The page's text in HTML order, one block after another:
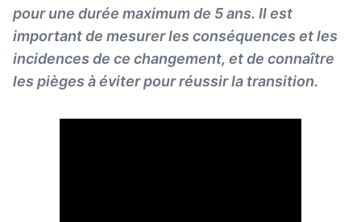
pour une durée maximum de 5 ans. Il est
important de mesurer les conséquences et les
incidences de ce changement, et de connaître
les pièges à éviter pour réussir la transition.